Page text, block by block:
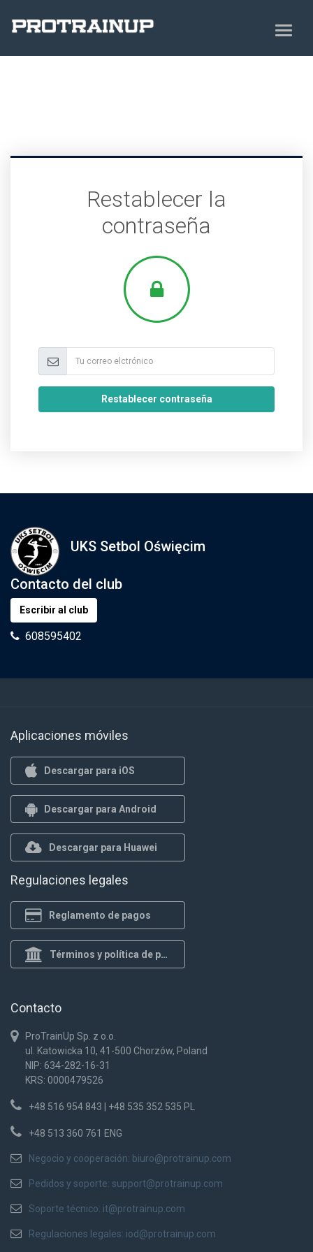
Restablecer la
contraseña
Restablecer contraseña
UKS Setbol Oświęcim
Contacto del club
Escribir al club
608595402
Aplicaciones móviles
Descargar para iOS
Descargar para Android
Descargar para Huawei
Regulaciones legales
Reglamento de pagos
Términos y política de privacidad
Contacto
ProTrainUp Sp. z o.o.
ul. Katowicka 10, 41-500 Chorzów, Poland
NIP: 634-282-16-31
KRS: 0000479526
+48 516 954 843 | +48 535 352 535 PL
+48 513 360 761 ENG
Negocio y cooperación: biuro@protrainup.com
Pedidos y soporte: support@protrainup.com
Soporte técnico: it@protrainup.com
Regulaciones legales: iod@protrainup.com